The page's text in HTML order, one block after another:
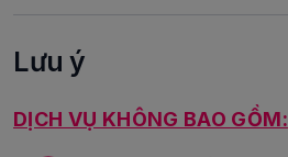
Lưu ý
DỊCH VỤ KHÔNG BAO GỒM: